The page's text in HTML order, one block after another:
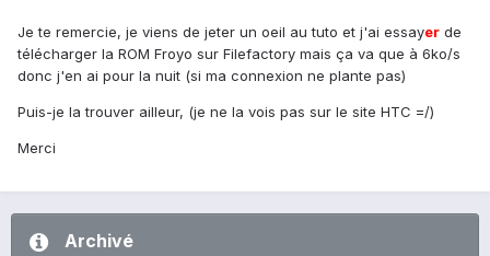
Je te remercie, je viens de jeter un oeil au tuto et j'ai essayer de
télécharger la ROM Froyo sur Filefactory mais ça va que à 6ko/s
donc j'en ai pour la nuit (si ma connexion ne plante pas)
Puis-je la trouver ailleur, (je ne la vois pas sur le site HTC =/)
Merci
Archivé